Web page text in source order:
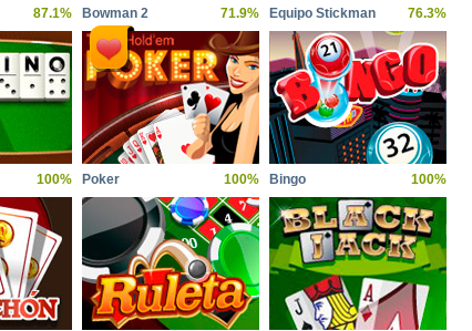
87.1% Bowman 2 71.9% Equipo Stickman 76.3%
100% Poker 100% Bingo 100%